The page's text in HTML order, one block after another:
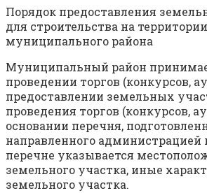
Порядок предоставления
для строительства на территории
муниципального района
Муниципальный район
проведении торгов (конкурсов,
предоставлении земельных
проведения торгов (конкурсов,
основании перечня,
направленного администрацией
перечне указывается
земельного участка, иные
земельного участка.